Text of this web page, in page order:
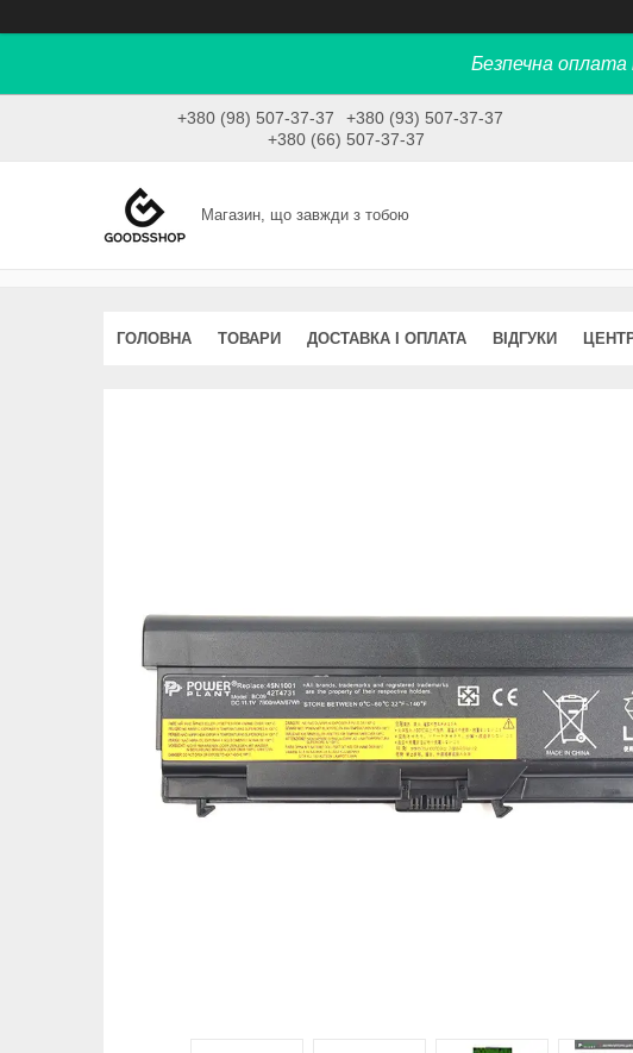
Безпечна оплата
+380 (98) 507-37-37
+380 (93) 507-37-37
+380 (66) 507-37-37
Магазин, що завжди з тобою
ГОЛОВНА ТОВАРИ ДОСТАВКА І ОПЛАТА ВІДГУКИ